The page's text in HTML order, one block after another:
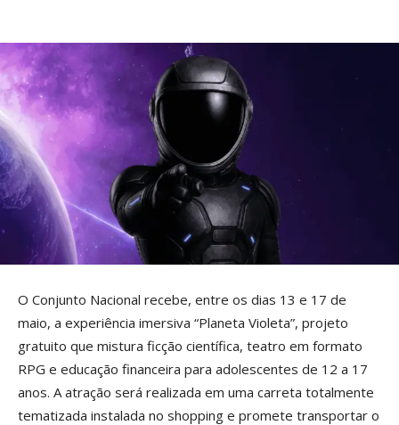
O Conjunto Nacional recebe, entre os dias 13 e 17 de
maio, a experiência imersiva “Planeta Violeta”, projeto
gratuito que mistura ficção científica, teatro em formato
RPG e educação financeira para adolescentes de 12 a 17
anos. A atração será realizada em uma carreta totalmente
tematizada instalada no shopping e promete transportar o